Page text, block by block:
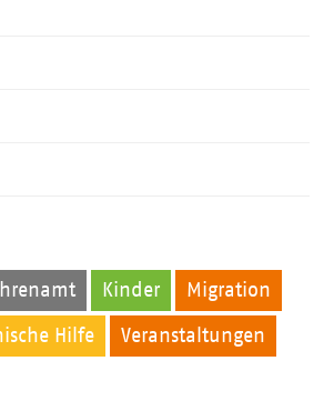
Kinder Migration
Hilfe Veranstaltungen